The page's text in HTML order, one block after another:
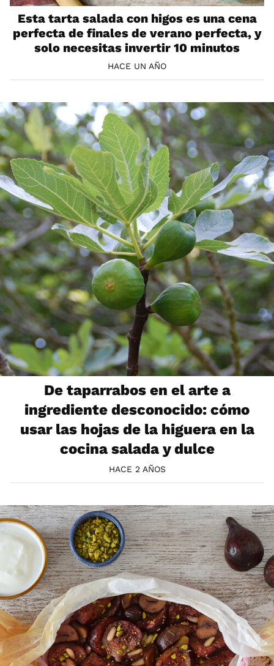
Esta tarta salada con higos es una cena
perfecta de finales de verano perfecta, y
solo necesitas invertir 10 minutos
HACE UN AÑO
De taparrabos en el arte a
ingrediente desconocido: cómo
usar las hojas de la higuera en la
cocina salada y dulce
HACE 2 AÑOS